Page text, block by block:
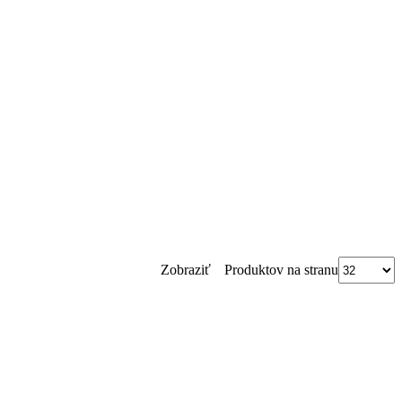
Zobraziť
Produktov na stranu